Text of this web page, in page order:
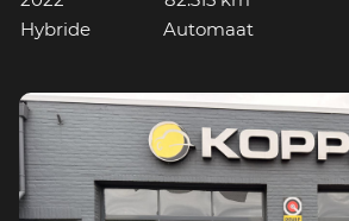
Hybride
Automaat